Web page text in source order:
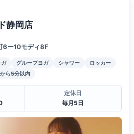
静岡店
6ー10モディ8F
グループヨガ シャワー
ロッカー
ら5分以内
定休日
毎月5日